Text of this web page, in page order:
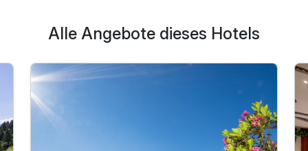
Alle Angebote dieses Hotels